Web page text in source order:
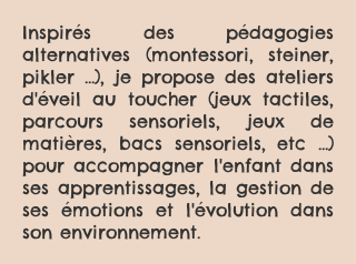
Inspirés des pédagogies
alternatives (montessori, steiner,
pikler ...), je propose des ateliers
d'éveil au toucher (jeux tactiles,
parcours sensoriels, jeux de
matières, bacs sensoriels, etc ...)
pour accompagner l'enfant dans
ses apprentissages, la gestion de
ses émotions et l'évolution dans
son environnement.